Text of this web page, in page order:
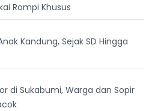
Rompi Khusus
Kandung, Sejak SD Hingga
di Sukabumi, Warga dan Sopir